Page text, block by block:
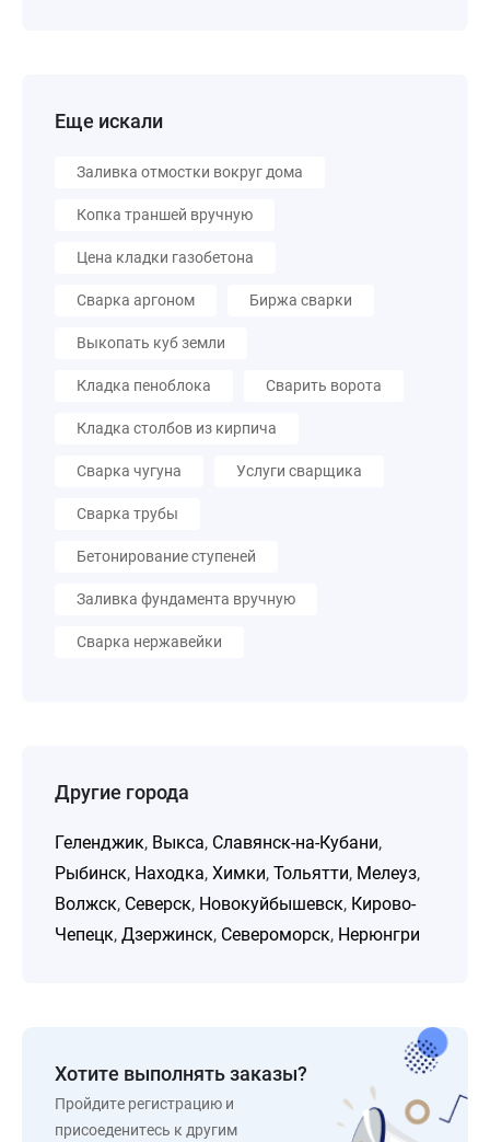
Еще искали
Заливка отмостки вокруг дома
Копка траншей вручную
Цена кладки газобетона
Сварка аргоном Биржа сварки
Выкопать куб земли
Кладка пеноблока Сварить ворота
Кладка столбов из кирпича
Сварка чугуна Услуги сварщика
Сварка трубы
Бетонирование ступеней
Заливка фундамента вручную
Сварка нержавейки
Другие города
Геленджик, Выкса, Славянск-на-Кубани,
Рыбинск, Находка, Химки, Тольятти, Мелеуз,
Волжск, Северск, Новокуйбышевск, Кирово-
Чепецк, Дзержинск, Североморск, Нерюнгри
Хотите выполнять заказы?
Пройдите регистрацию и
присоеденитесь к другим